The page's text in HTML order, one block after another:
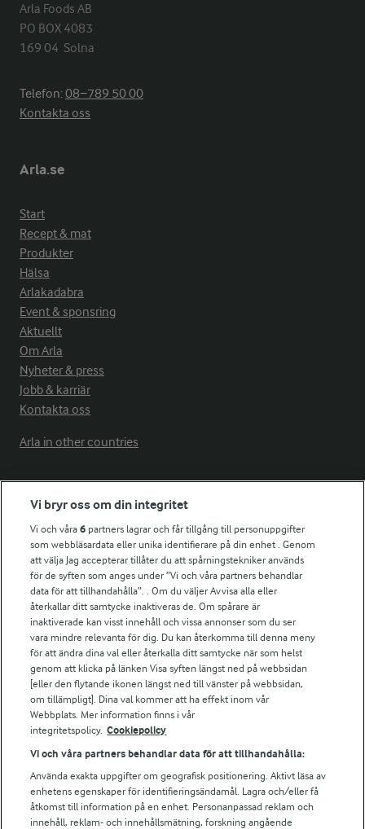
Arla Foods AB
PO BOX 4083
169 04  Solna
Telefon:08−789 50 00
Kontakta oss
Arla.se
Start
Recept & mat
Produkter
Hälsa
Arlakadabra
Event & sponsring
Aktuellt
Om Arla
Nyheter & press
Jobb & karriär
Kontakta oss
Arla in other countries
Fler Arlasajter
För ägare
Arlas kundportal
Arla.com
Falbygdens Ost
Arla webbshop
Bildbank
Följ oss
Vi bryr oss om din integritet
Vi och våra6 partners lagrar och får tillgång till personuppgifter
som webbläsardata eller unika identifierare på din enhet . Genom
att välja Jag accepterar tillåter du att spårningstekniker används
för de syften som anges under ”Vi och våra partners behandlar
data för att tillhandahålla”. . Om du väljer Avvisa alla eller
återkallar ditt samtycke inaktiveras de. Om spårare är
inaktiverade kan visst innehåll och vissa annonser som du ser
vara mindre relevanta för dig. Du kan återkomma till denna meny
för att ändra dina val eller återkalla ditt samtycke när som helst
genom att klicka på länken Visa syften längst ned på webbsidan
[eller den flytande ikonen längst ned till vänster på webbsidan,
om tillämpligt]. Dina val kommer att ha effekt inom vår
Webbplats. Mer information finns i vår
integritetspolicy. Cookiepolicy
Vi och våra partners behandlar data för att tillhandahålla:
Använda exakta uppgifter om geografisk positionering. Aktivt läsa av
enhetens egenskaper för identifieringsändamål. Lagra och/eller få
åtkomst till information på en enhet. Personanpassad reklam och
innehåll, reklam- och innehållsmätning, forskning angående